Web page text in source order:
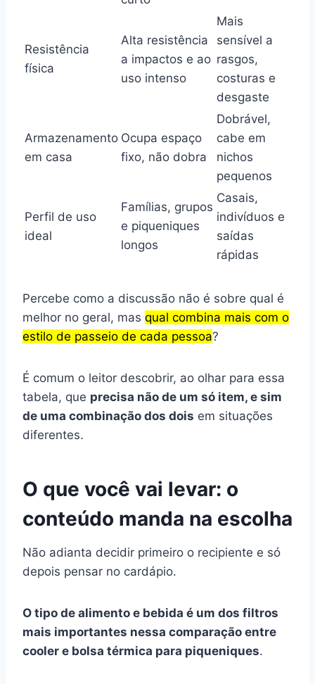
Resistência
física
Alta resistência
a impactos e ao
uso intenso
Mais
sensível a
rasgos,
costuras e
desgaste
Armazenamento
em casa
Ocupa espaço
fixo, não dobra
Dobrável,
cabe em
nichos
pequenos
Perfil de uso
ideal
Famílias, grupos
e piqueniques
longos
Casais,
indivíduos e
saídas
rápidas
Percebe como a discussão não é sobre qual é
melhor no geral, mas qual combina mais com o
estilo de passeio de cada pessoa?
É comum o leitor descobrir, ao olhar para essa
tabela, que precisa não de um só item, e sim
de uma combinação dos dois em situações
diferentes.
O que você vai levar: o
conteúdo manda na escolha
Não adianta decidir primeiro o recipiente e só
depois pensar no cardápio.
O tipo de alimento e bebida é um dos filtros
mais importantes nessa comparação entre
cooler e bolsa térmica para piqueniques.